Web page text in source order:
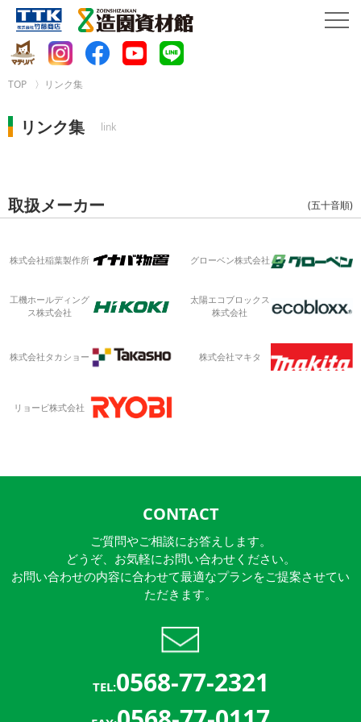
TOP リンク集
リンク集 link
取扱メーカー (五十音順)
株式会社稲葉製作所 グローベン株式会社
工機ホールディング
ス株式会社
太陽エコブロックス
株式会社
株式会社タカショー 株式会社マキタ
リョービ株式会社
CONTACT
ご質問やご相談にお答えします。
どうぞ、お気軽にお問い合わせください。
お問い合わせの内容に合わせて最適なプランをご提案させてい
ただきます。
TEL:0568-77-2321